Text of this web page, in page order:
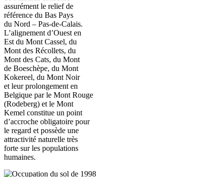
assurément le relief de
référence du Bas Pays
du Nord – Pas-de-Calais.
L’alignement d’Ouest en
Est du Mont Cassel, du
Mont des Récollets, du
Mont des Cats, du Mont
de Boeschèpe, du Mont
Kokereel, du Mont Noir
et leur prolongement en
Belgique par le Mont Rouge
(Rodeberg) et le Mont
Kemel constitue un point
d’accroche obligatoire pour
le regard et possède une
attractivité naturelle très
forte sur les populations
humaines.